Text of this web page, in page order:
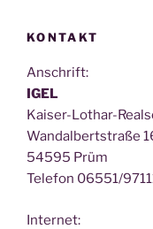
KONTAKT
Anschrift:
IGEL
Kai­ser-Lothar-
Wan­dal­bert­stra­ße
54595 Prüm
Tele­fon 06551/
Inter­net: